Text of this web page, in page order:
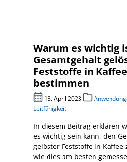
Warum es wichtig
Gesamtgehalt
Feststoffe in
bestimmen
18. April 2023
Leitfähigkeit
In diesem Beitrag erklären
es wichtig sein kann, den
gelöster Feststoffe in Kaffee
wie dies am besten